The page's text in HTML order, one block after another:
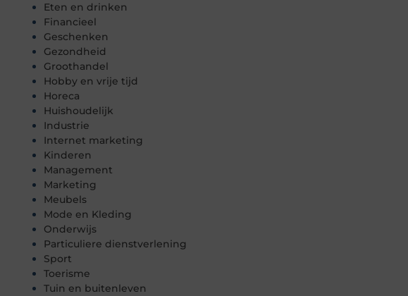
Eten en drinken
Financieel
Geschenken
Gezondheid
Groothandel
Hobby en vrije tijd
Horeca
Huishoudelijk
Industrie
Internet marketing
Kinderen
Management
Marketing
Meubels
Mode en Kleding
Onderwijs
Particuliere dienstverlening
Sport
Toerisme
Tuin en buitenleven